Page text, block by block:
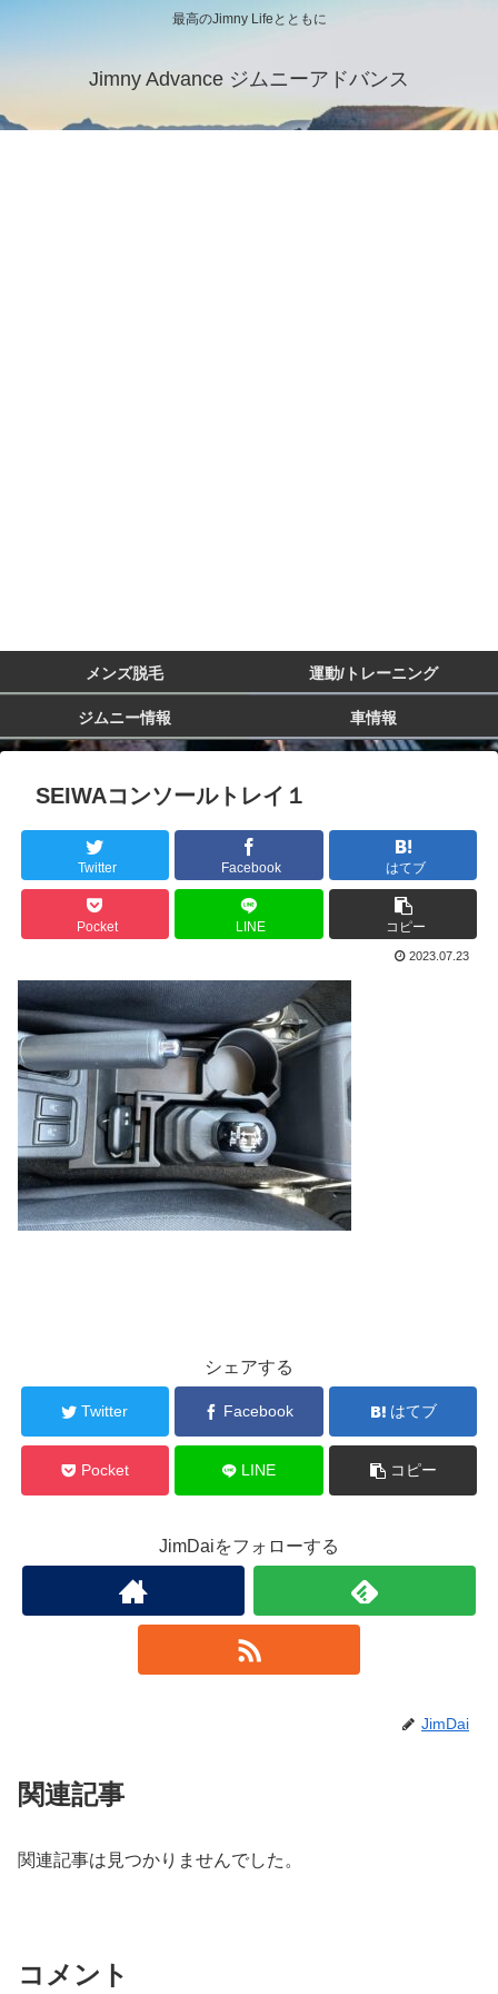
最高のJimny Lifeとともに
Jimny Advance ジムニーアドバンス
メンズ脱毛 運動/トレーニング
ジムニー情報 車情報
SEIWAコンソールトレイ１
Twitter Facebook はてブ
Pocket LINE コピー
2023.07.23
シェアする
Twitter Facebook はてブ
Pocket LINE コピー
JimDaiをフォローする
JimDai
関連記事
関連記事は見つかりませんでした。
コメント